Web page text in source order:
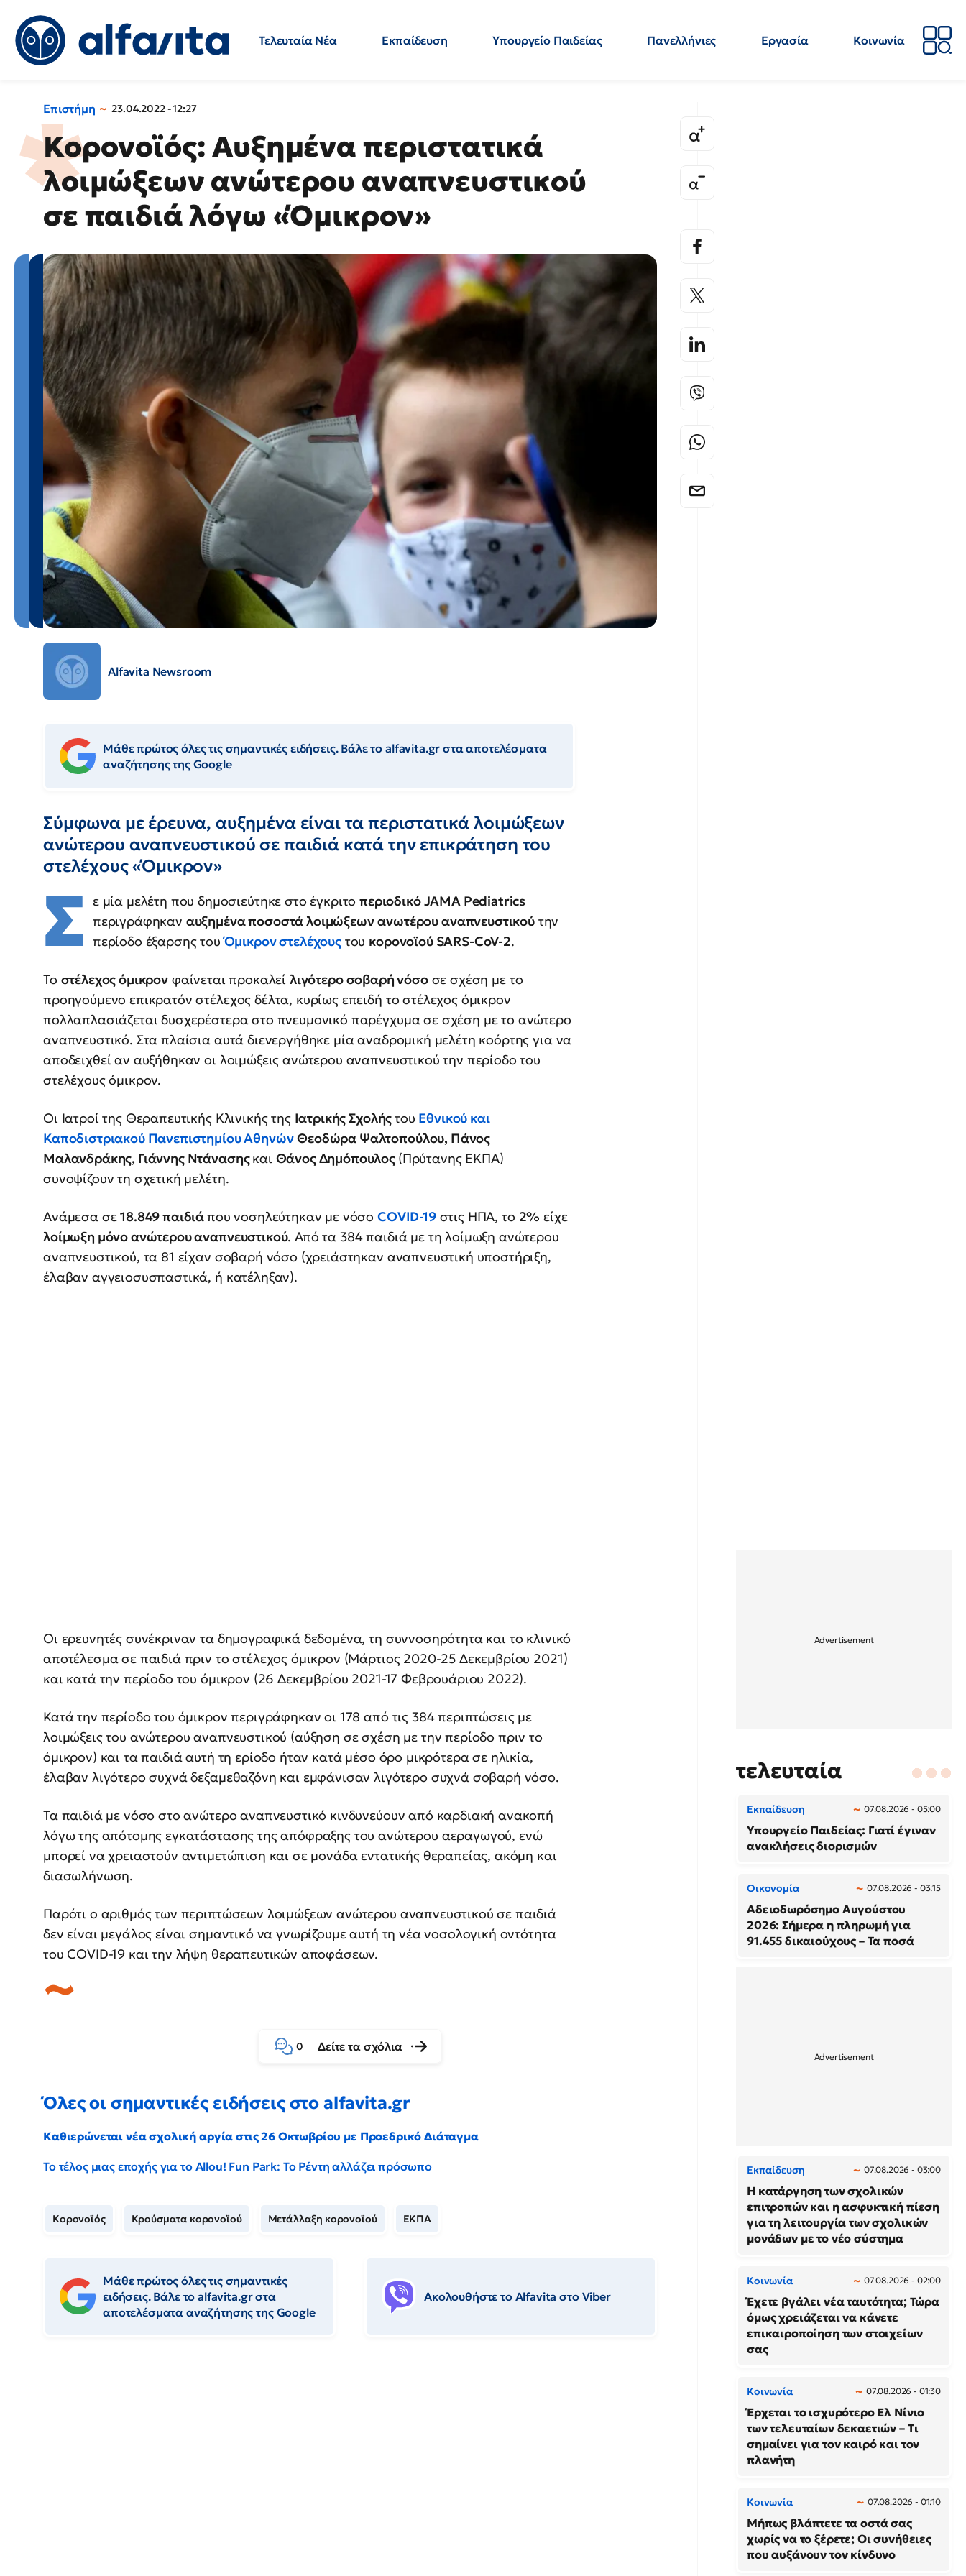
Τελευταία Νέα Εκπαίδευση Υπουργείο Παιδείας Πανελλήνιες Εργασία
Κοινωνία
Επιστήμη 23.04.2022 - 12:27
Κορονοϊός: Αυξημένα περιστατικά
λοιμώξεων ανώτερου αναπνευστικού
σε παιδιά λόγω «Όμικρον»
Alfavita Newsroom
Μάθε πρώτος όλες τις σημαντικές ειδήσεις. Βάλε το alfavita.gr στα αποτελέσματα
αναζήτησης της Google
Σύμφωνα με έρευνα, αυξημένα είναι τα περιστατικά λοιμώξεων
ανώτερου αναπνευστικού σε παιδιά κατά την επικράτηση του
στελέχους «Όμικρον»
Σ ε μία μελέτη που δημοσιεύτηκε στο έγκριτοπεριοδικό JAMA Pediatrics
περιγράφηκαν αυξημένα ποσοστά λοιμώξεων ανωτέρου αναπνευστικούτην
περίοδο έξαρσης τουΌμικρον στελέχουςτου κορονοϊού SARS-CoV-2.
Το στέλεχος όμικρονφαίνεται προκαλεί λιγότερο σοβαρή νόσοσε σχέση με το
προηγούμενο επικρατόν στέλεχος δέλτα, κυρίως επειδή το στέλεχος όμικρον
πολλαπλασιάζεται δυσχερέστερα στο πνευμονικό παρέγχυμα σε σχέση με το ανώτερο
αναπνευστικό. Στα πλαίσια αυτά διενεργήθηκε μία αναδρομική μελέτη κοόρτης για να
αποδειχθεί αν αυξήθηκαν οι λοιμώξεις ανώτερου αναπνευστικού την περίοδο του
στελέχους όμικρον.
Οι Ιατροί της Θεραπευτικής Κλινικής της Ιατρικής Σχολήςτου Εθνικού και
Καποδιστριακού Πανεπιστημίου Αθηνών Θεοδώρα Ψαλτοπούλου, Πάνος
Μαλανδράκης, Γιάννης Ντάνασηςκαι Θάνος Δημόπουλος (Πρύτανης ΕΚΠΑ)
συνοψίζουν τη σχετική μελέτη.
Ανάμεσα σε18.849 παιδιάπου νοσηλεύτηκαν με νόσοCOVID-19στις ΗΠΑ, το 2% είχε
λοίμωξη μόνο ανώτερου αναπνευστικού. Από τα 384 παιδιά με τη λοίμωξη ανώτερου
αναπνευστικού, τα 81 είχαν σοβαρή νόσο (χρειάστηκαν αναπνευστική υποστήριξη,
έλαβαν αγγειοσυσπαστικά, ή κατέληξαν).
Οι ερευνητές συνέκριναν τα δημογραφικά δεδομένα, τη συννοσηρότητα και το κλινικό
αποτέλεσμα σε παιδιά πριν το στέλεχος όμικρον (Μάρτιος 2020-25 Δεκεμβρίου 2021)
και κατά την περίοδο του όμικρον (26 Δεκεμβρίου 2021-17 Φεβρουάριου 2022).
Κατά την περίοδο του όμικρον περιγράφηκαν οι 178 από τις 384 περιπτώσεις με
λοιμώξεις του ανώτερου αναπνευστικού (αύξηση σε σχέση με την περίοδο πριν το
όμικρον) και τα παιδιά αυτή τη ερίοδο ήταν κατά μέσο όρο μικρότερα σε ηλικία,
έλαβαν λιγότερο συχνά δεξαμεθαζόνη και εμφάνισαν λιγότερο συχνά σοβαρή νόσο.
Τα παιδιά με νόσο στο ανώτερο αναπνευστικό κινδυνεύουν από καρδιακή ανακοπή
λόγω της απότομης εγκατάστασης της απόφραξης του ανώτερου αεραγωγού, ενώ
μπορεί να χρειαστούν αντιμετώπιση και σε μονάδα εντατικής θεραπείας, ακόμη και
διασωλήνωση.
Παρότι ο αριθμός των περιπτώσεων λοιμώξεων ανώτερου αναπνευστικού σε παιδιά
δεν είναι μεγάλος είναι σημαντικό να γνωρίζουμε αυτή τη νέα νοσολογική οντότητα
του COVID-19 και την λήψη θεραπευτικών αποφάσεων.
0 Δείτε τα σχόλια
Όλες οι σημαντικές ειδήσεις στο alfavita.gr
Καθιερώνεται νέα σχολική αργία στις 26 Οκτωβρίου με Προεδρικό Διάταγμα
Το τέλος μιας εποχής για το Allou! Fun Park: Το Ρέντη αλλάζει πρόσωπο
Κορονοϊός Κρούσματα κορονοϊού Μετάλλαξη κορονοϊού ΕΚΠΑ
Μάθε πρώτος όλες τις σημαντικές
ειδήσεις. Βάλε το alfavita.gr στα
αποτελέσματα αναζήτησης της Google
Ακολουθήστε το Αlfavita στο Viber
τελευταία
Εκπαίδευση 07.08.2026 - 05:00
Υπουργείο Παιδείας: Γιατί έγιναν
ανακλήσεις διορισμών
Οικονομία 07.08.2026 - 03:15
Αδειοδωρόσημο Αυγούστου
2026: Σήμερα η πληρωμή για
91.455 δικαιούχους – Τα ποσά
Εκπαίδευση 07.08.2026 - 03:00
Η κατάργηση των σχολικών
επιτροπών και η ασφυκτική πίεση
για τη λειτουργία των σχολικών
μονάδων με το νέο σύστημα
Κοινωνία 07.08.2026 - 02:00
Έχετε βγάλει νέα ταυτότητα; Τώρα
όμως χρειάζεται να κάνετε
επικαιροποίηση των στοιχείων
σας
Κοινωνία 07.08.2026 - 01:30
Έρχεται το ισχυρότερο Ελ Νίνιο
των τελευταίων δεκαετιών – Τι
σημαίνει για τον καιρό και τον
πλανήτη
Κοινωνία 07.08.2026 - 01:10
Μήπως βλάπτετε τα οστά σας
χωρίς να το ξέρετε; Οι συνήθειες
που αυξάνουν τον κίνδυνο